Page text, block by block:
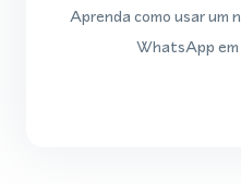
Aprenda como usar um
WhatsApp